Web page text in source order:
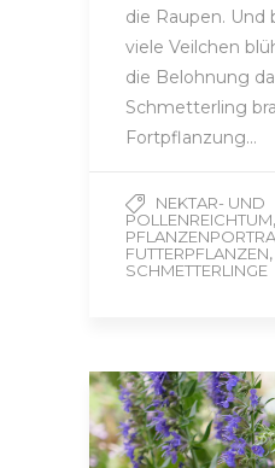
die Raupen. Und
viele Veilchen
die Belohnung da
Schmetterling
Fortpflanzung…
NEKTAR- UND
POLLENREICHTUM,
FUTTERPFLANZEN,
SCHMETTERLINGE